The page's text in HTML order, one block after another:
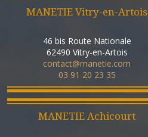
MANETIE Vitry-en-Artois
46 bis Route Nationale
62490 Vitry-en-Artois
contact@manetie.com
03 91 20 23 35
MANETIE Achicourt